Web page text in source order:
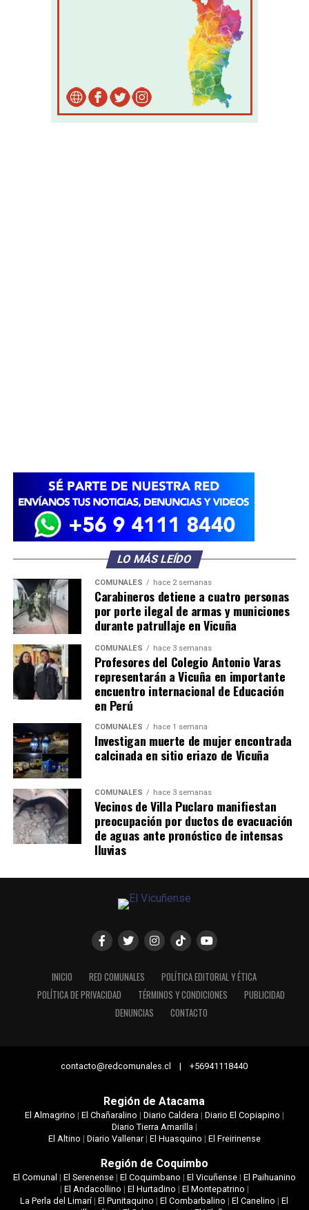
LO MÁS LEÍDO
COMUNALES hace 2 semanas
Carabineros detiene a cuatro personas
por porte ilegal de armas y municiones
durante patrullaje en Vicuña
COMUNALES hace 3 semanas
Profesores del Colegio Antonio Varas
representarán a Vicuña en importante
encuentro internacional de Educación
en Perú
COMUNALES hace 1 semana
Investigan muerte de mujer encontrada
calcinada en sitio eriazo de Vicuña
COMUNALES hace 3 semanas
Vecinos de Villa Puclaro manifiestan
preocupación por ductos de evacuación
de aguas ante pronóstico de intensas
lluvias
INICIO RED COMUNALES
POLÍTICA EDITORIAL Y ÉTICA
POLÍTICA DE PRIVACIDAD
TÉRMINOS Y CONDICIONES
PUBLICIDAD
DENUNCIAS
CONTACTO
contacto@redcomunales.cl | +56941118440
Región de Atacama
El Almagrino | El Chañaralino | Diario Caldera| Diario El Copiapino |
Diario Tierra Amarilla|
El Altino | Diario Vallenar| El Huasquino | El Freirinense
Región de Coquimbo
El Comunal | El Serenense| El Coquimbano | El Vicuñense| El Paihuanino
| El Andacollino | El Hurtadino | El Montepatrino |
La Perla del Limarí|El Punitaquino |El Combarbalino |El Canelino |El